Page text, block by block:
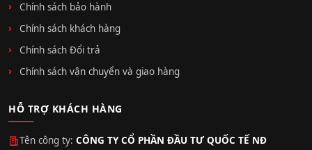
Chính sách bảo hành
Chính sách khách hàng
Chính sách Đổi trả
Chính sách vận chuyển và giao hàng
HỖ TRỢ KHÁCH HÀNG
Tên công ty: CÔNG TY CỔ PHẦN ĐẦU TƯ QUỐC TẾ NĐ